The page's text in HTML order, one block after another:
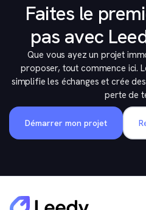
Faites le
pas avec
Que vous ayez un projet
proposer, tout commence ici.
simplifie les échanges et crée
perte de
Démarrer mon projet